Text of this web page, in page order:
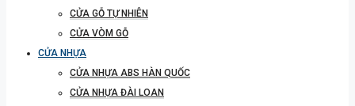
CỬA GỖ TỰ NHIÊN
CỬA VÒM GỖ
CỬA NHỰA
CỬA NHỰA ABS HÀN QUỐC
CỬA NHỰA ĐÀI LOAN